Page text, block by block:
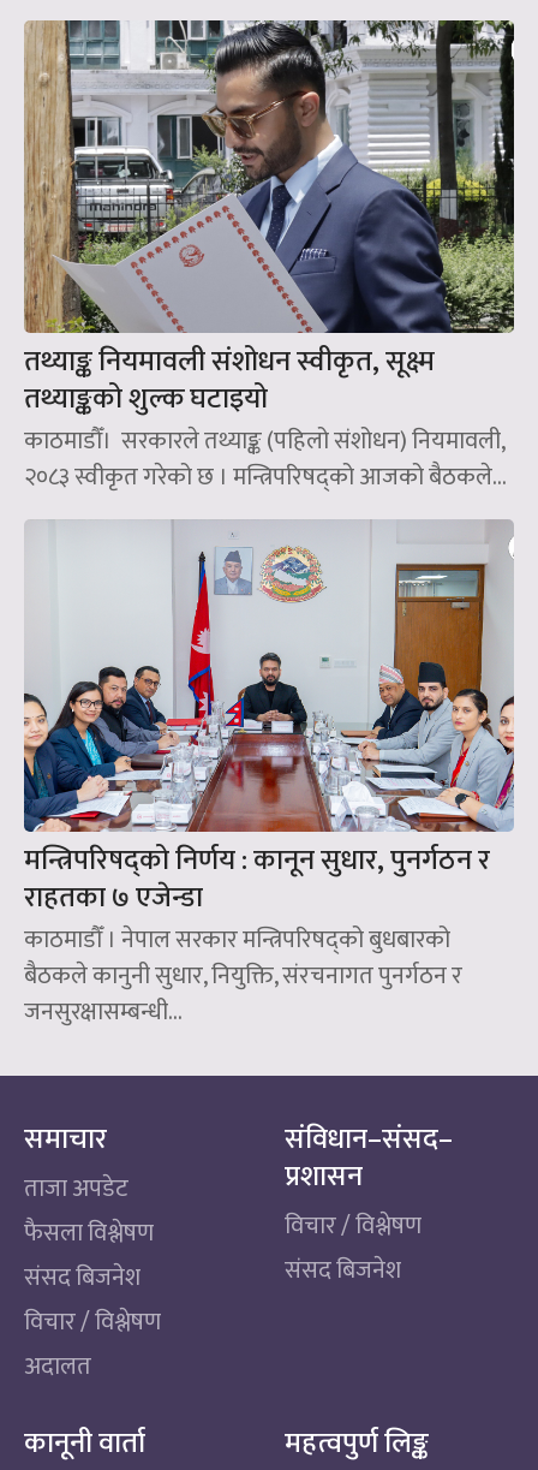
तथ्याङ्क नियमावली संशोधन स्वीकृत, सूक्ष्म
तथ्याङ्कको शुल्क घटाइयो
काठमाडौँ। सरकारले तथ्याङ्क (पहिलो संशोधन) नियमावली,
२०८३ स्वीकृत गरेको छ । मन्त्रिपरिषद्को आजको बैठकले...
मन्त्रिपरिषद्को निर्णय : कानून सुधार, पुनर्गठन र
राहतका ७ एजेन्डा
काठमाडौँ । नेपाल सरकार मन्त्रिपरिषद्को बुधबारको
बैठकले कानुनी सुधार, नियुक्ति, संरचनागत पुनर्गठन र
जनसुरक्षासम्बन्धी...
समाचार
ताजा अपडेट
फैसला विश्लेषण
संसद बिजनेश
विचार / विश्लेषण
अदालत
संविधान–संसद–
प्रशासन
विचार / विश्लेषण
संसद बिजनेश
कानूनी वार्ता महत्वपुर्ण लिङ्क